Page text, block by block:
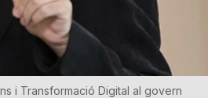
i Transformació Digital al govern